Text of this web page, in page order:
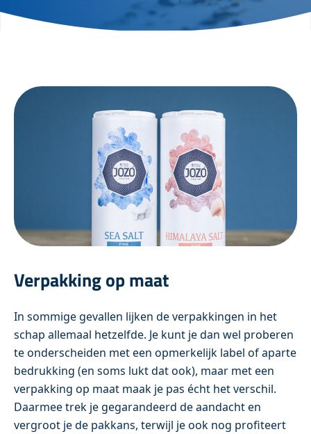
Verpakking op maat
In sommige gevallen lijken de verpakkingen in het
schap allemaal hetzelfde. Je kunt je dan wel proberen
te onderscheiden met een opmerkelijk label of aparte
bedrukking (en soms lukt dat ook), maar met een
verpakking op maat maak je pas écht het verschil.
Daarmee trek je gegarandeerd de aandacht en
vergroot je de pakkans, terwijl je ook nog profiteert